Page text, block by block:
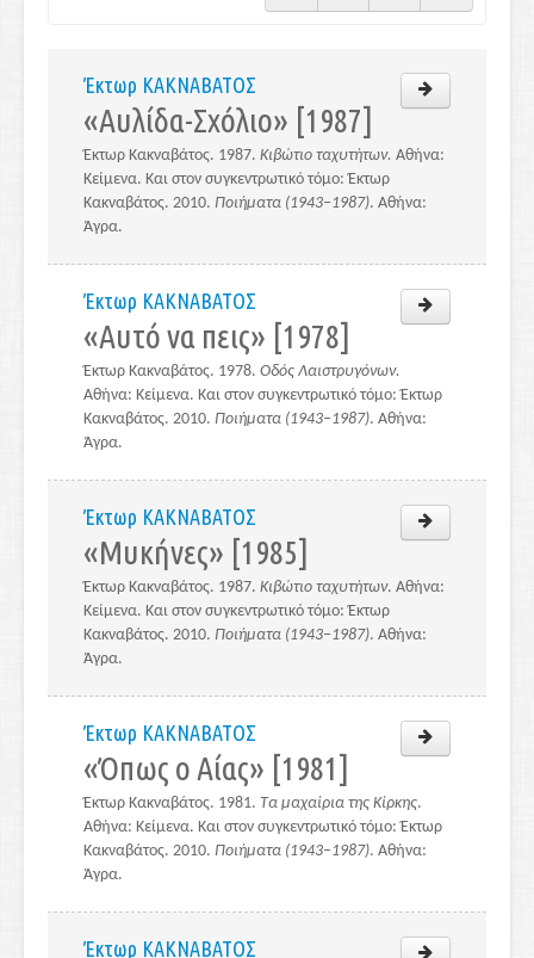
Έκτωρ ΚΑΚΝΑΒΑΤΟΣ
«Αυλίδα-Σχόλιο» [1987]
Έκτωρ Κακναβάτος. 1987. Κιβώτιο ταχυτήτων. Αθήνα:
Κείμενα. Και στον συγκεντρωτικό τόμο: Έκτωρ
Κακναβάτος. 2010. Ποιήματα (1943–1987). Αθήνα:
Άγρα.
Έκτωρ ΚΑΚΝΑΒΑΤΟΣ
«Αυτό να πεις» [1978]
Έκτωρ Κακναβάτος. 1978. Οδός Λαιστρυγόνων.
Αθήνα: Κείμενα. Και στον συγκεντρωτικό τόμο: Έκτωρ
Κακναβάτος. 2010. Ποιήματα (1943–1987). Αθήνα:
Άγρα.
Έκτωρ ΚΑΚΝΑΒΑΤΟΣ
«Μυκήνες» [1985]
Έκτωρ Κακναβάτος. 1987. Κιβώτιο ταχυτήτων. Αθήνα:
Κείμενα. Και στον συγκεντρωτικό τόμο: Έκτωρ
Κακναβάτος. 2010. Ποιήματα (1943–1987). Αθήνα:
Άγρα.
Έκτωρ ΚΑΚΝΑΒΑΤΟΣ
«Όπως ο Αίας» [1981]
Έκτωρ Κακναβάτος. 1981. Τα μαχαίρια της Κίρκης.
Αθήνα: Κείμενα. Και στον συγκεντρωτικό τόμο: Έκτωρ
Κακναβάτος. 2010. Ποιήματα (1943–1987). Αθήνα:
Άγρα.
Έκτωρ ΚΑΚΝΑΒΑΤΟΣ